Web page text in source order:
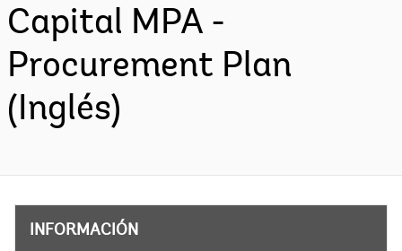
Capital MPA -
Procurement Plan
(Inglés)
INFORMACIÓN